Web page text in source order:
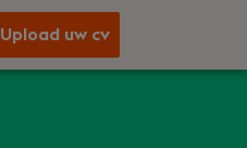
Upload uw cv